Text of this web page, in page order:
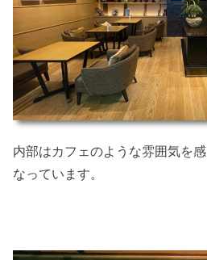
内部はカフェのような雰囲気を
なっています。